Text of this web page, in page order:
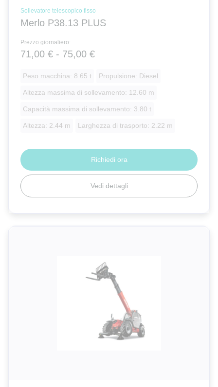
Sollevatore telescopico fisso
Merlo P38.13 PLUS
Prezzo giornaliero:
71,00 € - 75,00 €
Peso macchina: 8.65 t Propulsione: Diesel
Altezza massima di sollevamento: 12.60 m
Capacità massima di sollevamento: 3.80 t
Altezza: 2.44 m Larghezza di trasporto: 2.22 m
Vedi dettagli
Richiedi ora